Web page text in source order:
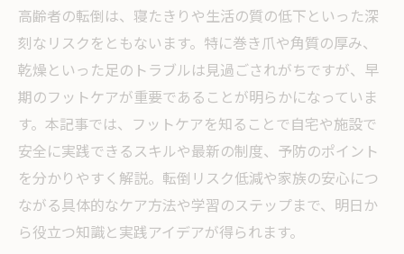
高齢者の転倒は、寝たきりや生活の質の低下といった深
刻なリスクをともないます。特に巻き爪や角質の厚み、
乾燥といった足のトラブルは見過ごされがちですが、早
期のフットケアが重要であることが明らかになっていま
す。本記事では、フットケアを知ることで自宅や施設で
安全に実践できるスキルや最新の制度、予防のポイント
を分かりやすく解説。転倒リスク低減や家族の安心につ
ながる具体的なケア方法や学習のステップまで、明日か
ら役立つ知識と実践アイデアが得られます。